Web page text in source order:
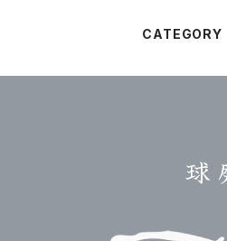
CATEGORY